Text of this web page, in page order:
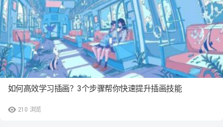
210 浏览
如何高效学习插画？3个步骤帮你快速提升插画技能